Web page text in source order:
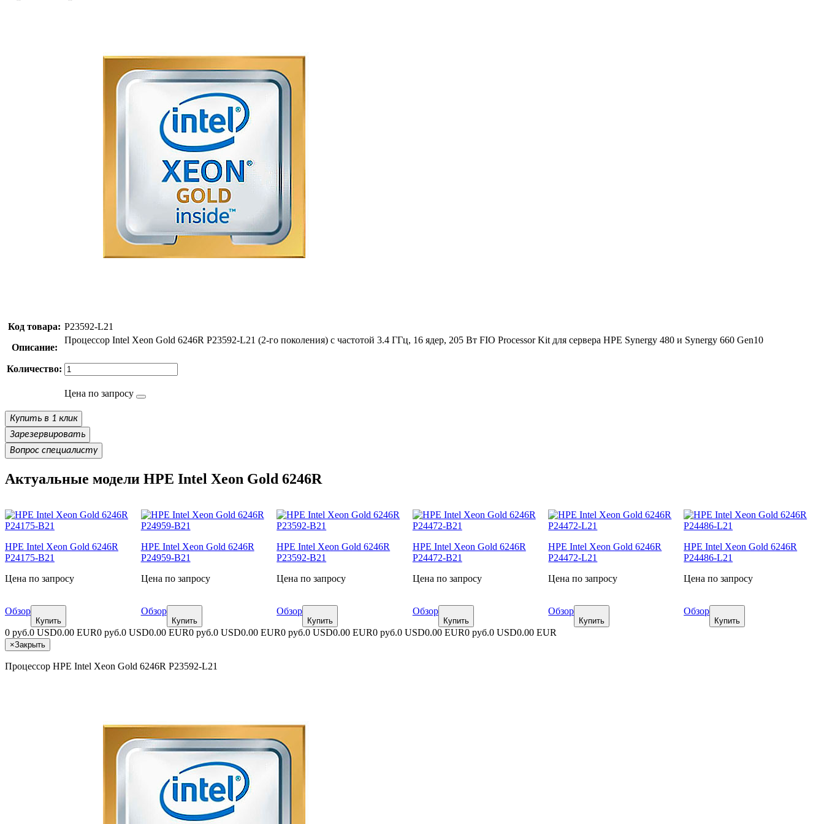
Код товара: P23592-L21
Описание:
Процессор Intel Xeon Gold 6246R P23592-L21 (2-го поколения) с частотой 3.4 ГГц, 16 ядер, 205 Вт FIO Processor Kit для сервера HPE Synergy 480 и Synergy 660 Gen10
Количество:
Цена по запросу
Купить в 1 клик
Зарезервировать
Вопрос специалисту
Актуальные модели HPE Intel Xeon Gold 6246R
HPE Intel Xeon Gold 6246R
P24175-B21
Цена по запросу
Обзор
Купить
HPE Intel Xeon Gold 6246R
P24959-B21
Цена по запросу
Обзор
Купить
HPE Intel Xeon Gold 6246R
P23592-B21
Цена по запросу
Обзор
Купить
HPE Intel Xeon Gold 6246R
P24472-B21
Цена по запросу
Обзор
Купить
HPE Intel Xeon Gold 6246R
P24472-L21
Цена по запросу
Обзор
Купить
HPE Intel Xeon Gold 6246R
P24486-L21
Цена по запросу
Обзор
Купить
0 руб.0 USD0.00 EUR0 руб.0 USD0.00 EUR0 руб.0 USD0.00 EUR0 руб.0 USD0.00 EUR0 руб.0 USD0.00 EUR0 руб.0 USD0.00 EUR
×Закрыть
Процессор HPE Intel Xeon Gold 6246R P23592-L21